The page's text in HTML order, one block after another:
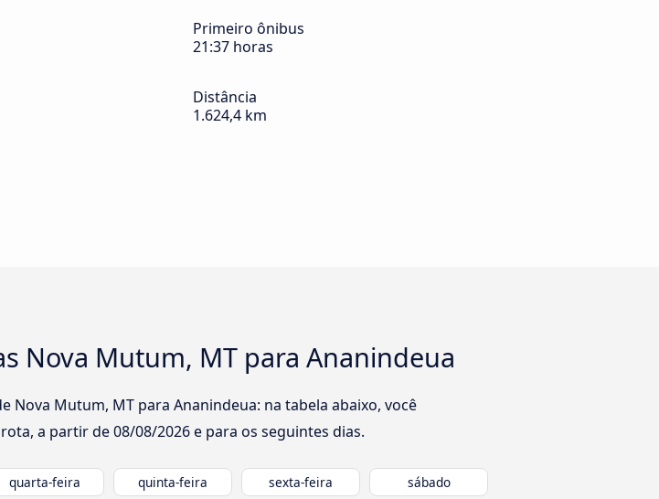
Primeiro ônibus
21:37 horas
Distância
1.624,4 km
Nova Mutum, MT para Ananindeua
Nova Mutum, MT para Ananindeua: na tabela abaixo, você
a partir de08/08/2026e para os seguintes dias.
quarta-feira quinta-feira sexta-feira sábado